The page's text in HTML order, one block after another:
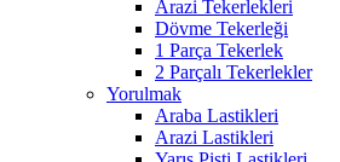
Arazi Tekerlekleri
Dövme Tekerleği
1 Parça Tekerlek
2 Parçalı Tekerlekler
Yorulmak
Araba Lastikleri
Arazi Lastikleri